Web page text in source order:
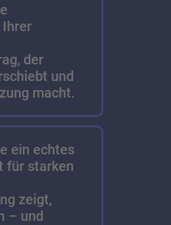
Ihrer
der
und
macht.
ein echtes
für starken
zeigt,
– und